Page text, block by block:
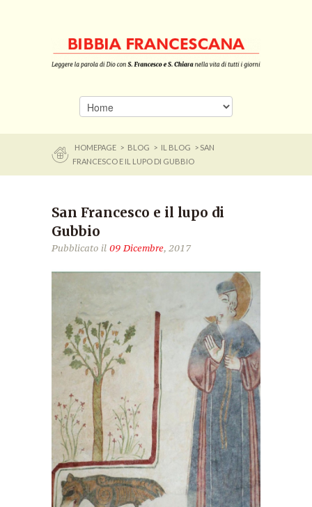
HOMEPAGE > BLOG > IL BLOG
> SAN
FRANCESCO E IL LUPO DI GUBBIO
San Francesco e il lupo di
Gubbio
Pubblicato il 09 Dicembre, 2017